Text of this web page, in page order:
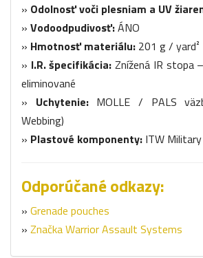
» Odolnosť voči plesniam a UV
» Vodoodpudivosť:ÁNO
» Hmotnosť materiálu: 201 g / yard²
» I.R. špecifikácia: Znížená IR stopa
eliminované
» Uchytenie:MOLLE / PALS
Webbing)
» Plastové komponenty: ITW Military
Odporúčané odkazy:
» Grenade pouches
» Značka Warrior Assault Systems